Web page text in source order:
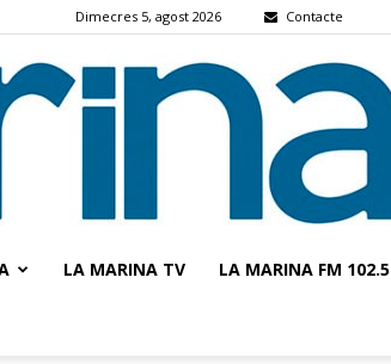
Dimecres 5, agost 2026 Contacte
LA MARINA TV LA MARINA FM 102.5